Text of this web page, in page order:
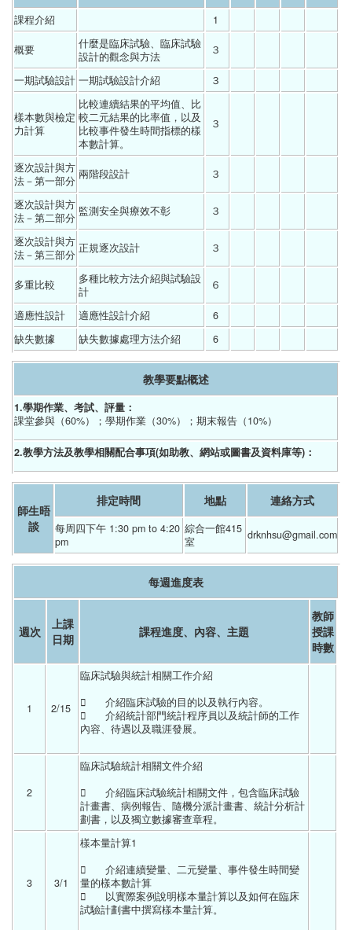
課程介紹 1
概要
什麼是臨床試驗、臨床試驗
設計的觀念與方法
３
一期試驗設計 一期試驗設計介紹 ３
樣本數與檢定
力計算
比較連續結果的平均值、比
較二元結果的比率值，以及
比較事件發生時間指標的樣
本數計算。
３
逐次設計與方
法－第一部分 兩階段設計 ３
逐次設計與方
法－第二部分 監測安全與療效不彰 ３
逐次設計與方
法－第三部分 正規逐次設計 ３
多重比較
多種比較方法介紹與試驗設
計
６
適應性設計 適應性設計介紹
6
缺失數據
缺失數據處理方法介紹 6
教學要點概述
1.學期作業、考試、評量：
課堂參與（60%）；學期作業（30%）；期末報告（10%）
2.教學方法及教學相關配合事項(如助教、網站或圖書及資料庫等)：
師生晤
談
排定時間 地點 連絡方式
每周四下午 1:30 pm to 4:20
pm
綜合一館415
室
drknhsu@gmail.com
每週進度表
週次
上課
日期
課程進度、內容、主題
教師
授課
時數
1 2/15
	介紹臨床試驗的目的以及執行內容。
	介紹統計部門統計程序員以及統計師的工作
內容、待遇以及職涯發展。
2
	介紹臨床試驗統計相關文件，包含臨床試驗
計畫書、病例報告、隨機分派計畫書、統計分析計
劃書，以及獨立數據審查章程。
3 3/1
	介紹連續變量、二元變量、事件發生時間變
量的樣本數計算
	以實際案例說明樣本量計算以及如何在臨床
試驗計劃書中撰寫樣本量計算。